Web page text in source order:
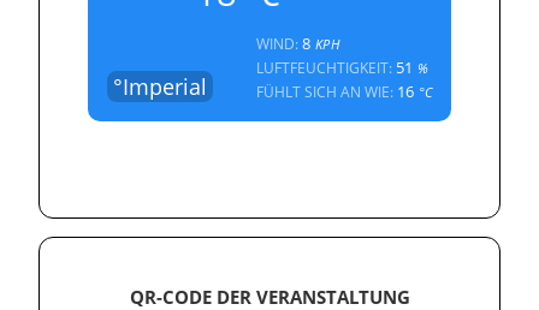
°Imperial
WIND:8 KPH
LUFTFEUCHTIGKEIT: 51 %
FÜHLT SICH AN WIE: 16 °C
QR-CODE DER VERANSTALTUNG